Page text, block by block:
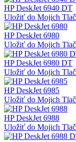
HP DeskJet 6940 DT
Uložiť do Mojich
HP DeskJet 6980
Uložiť do Mojich
HP DeskJet 6980 DT
Uložiť do Mojich
HP DeskJet 6985
Uložiť do Mojich
HP DeskJet 6988
Uložiť do Mojich